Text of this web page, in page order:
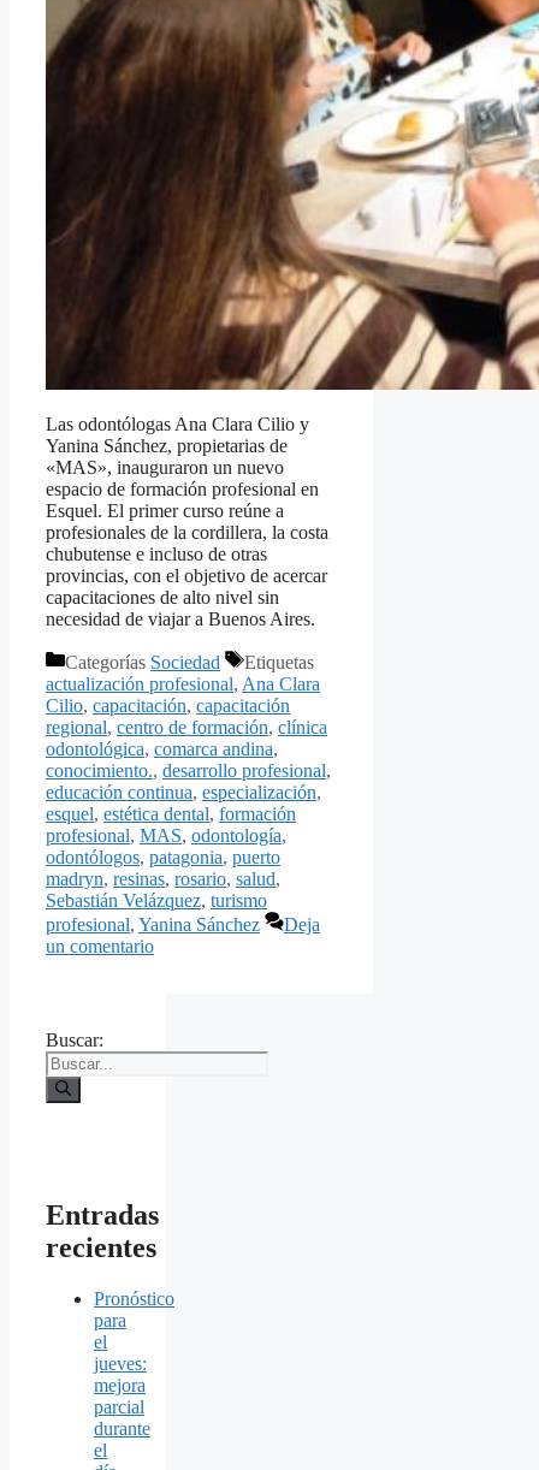
Las odontólogas Ana Clara Cilio y
Yanina Sánchez, propietarias de
«MAS», inauguraron un nuevo
espacio de formación profesional en
Esquel. El primer curso reúne a
profesionales de la cordillera, la costa
chubutense e incluso de otras
provincias, con el objetivo de acercar
capacitaciones de alto nivel sin
necesidad de viajar a Buenos Aires.
Categorías Sociedad
Etiquetas
actualización profesional, Ana Clara
Cilio, capacitación, capacitación
regional, centro de formación, clínica
odontológica, comarca andina,
conocimiento., desarrollo profesional,
educación continua, especialización,
esquel, estética dental, formación
profesional, MAS, odontología,
odontólogos, patagonia, puerto
madryn, resinas, rosario, salud,
Sebastián Velázquez, turismo
profesional, Yanina Sánchez
Deja
un comentario
Buscar:
Entradas
recientes
Pronóstico
para
el
jueves:
mejora
parcial
durante
el